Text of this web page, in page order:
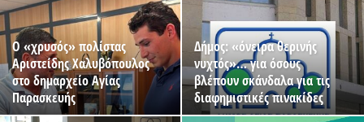
Ο «χρυσός» πολίστας
Αριστείδης Χαλυβόπουλος
στο δημαρχείο Αγίας
Παρασκευής
Δήμος: «όνειρα θερινής
νυχτός»… για όσους
βλέπουν σκάνδαλα για τις
διαφημιστικές πινακίδες